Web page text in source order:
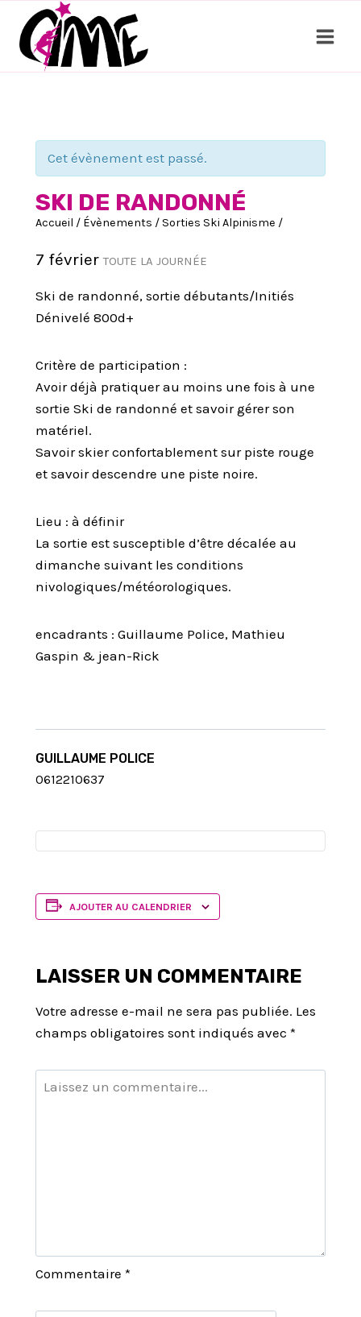
contenu
Cet évènement est passé.
SKI DE RANDONNÉ
Accueil / Évènements /Sorties Ski Alpinisme /
7 févrierTOUTE LA JOURNÉE
Ski de randonné, sortie débutants/Initiés
Dénivelé 800d+
Critère de participation :
Avoir déjà pratiquer au moins une fois à une
sortie Ski de randonné et savoir gérer son
matériel.
Savoir skier confortablement sur piste rouge
et savoir descendre une piste noire.
Lieu : à définir
La sortie est susceptible d’être décalée au
dimanche suivant les conditions
nivologiques/météorologiques.
encadrants : Guillaume Police, Mathieu
Gaspin & jean-Rick
GUILLAUME POLICE
0612210637
AJOUTER AU CALENDRIER
LAISSER UN COMMENTAIRE
Votre adresse e-mail ne sera pas publiée. Les
champs obligatoires sont indiqués avec *
Commentaire *